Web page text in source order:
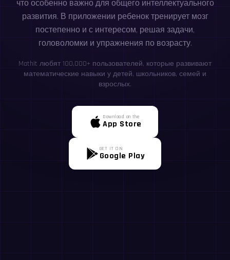
что особенно важно для общего интеллектуального
развития. В приложении ребенок тренирует мозг
постепенно и с интересом, решая задачи,
головоломки и упражнения по возрасту.
MathIt любят 100,000+ пользователей, которые развивают
математические навыки у детей, школьников, семей и
взрослых.
Download on the
App Store
GET IT ON
Google Play